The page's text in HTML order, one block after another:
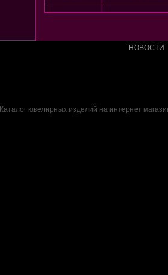
НОВОСТИ
Каталог ювелирных изделий на интернет